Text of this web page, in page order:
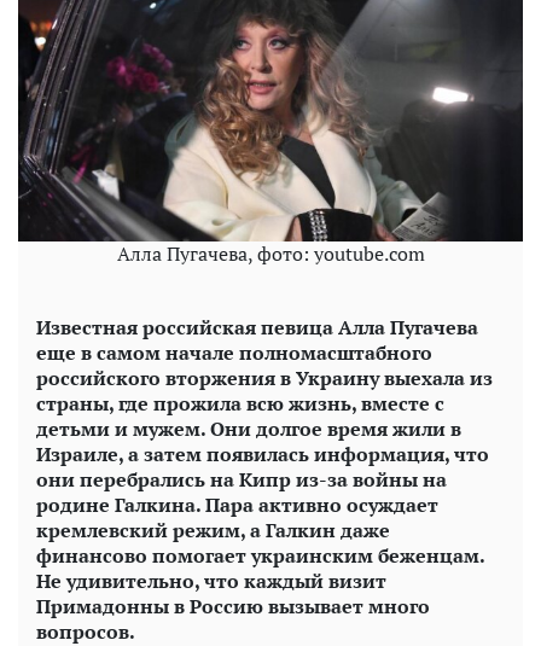
Алла Пугачева, фото: youtube.com
Известная российская певица Алла Пугачева
еще в самом начале полномасштабного
российского вторжения в Украину выехала из
страны, где прожила всю жизнь, вместе с
детьми и мужем. Они долгое время жили в
Израиле, а затем появилась информация, что
они перебрались на Кипр из-за войны на
родине Галкина. Пара активно осуждает
кремлевский режим, а Галкин даже
финансово помогает украинским беженцам.
Не удивительно, что каждый визит
Примадонны в Россию вызывает много
вопросов.